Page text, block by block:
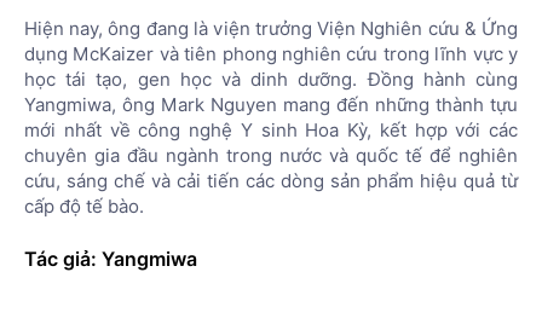
Hiện nay, ông đang là viện trưởng Viện Nghiên cứu & Ứng
dụng McKaizer và tiên phong nghiên cứu trong lĩnh vực y
học tái tạo, gen học và dinh dưỡng. Đồng hành cùng
Yangmiwa, ông Mark Nguyen mang đến những thành tựu
mới nhất về công nghệ Y sinh Hoa Kỳ, kết hợp với các
chuyên gia đầu ngành trong nước và quốc tế để nghiên
cứu, sáng chế và cải tiến các dòng sản phẩm hiệu quả từ
cấp độ tế bào.
Tác giả: Yangmiwa